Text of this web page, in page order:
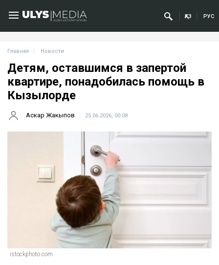
ҚАЗ РУС
Главная Новости
Детям, оставшимся в запертой
квартире, понадобилась помощь в
Кызылорде
Аскар Жакыпов 25.06.2026, 00:08
istockphoto.com